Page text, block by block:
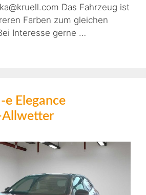
Das Fahrzeug ist
Farben zum gleichen
Interesse gerne …
Elegance